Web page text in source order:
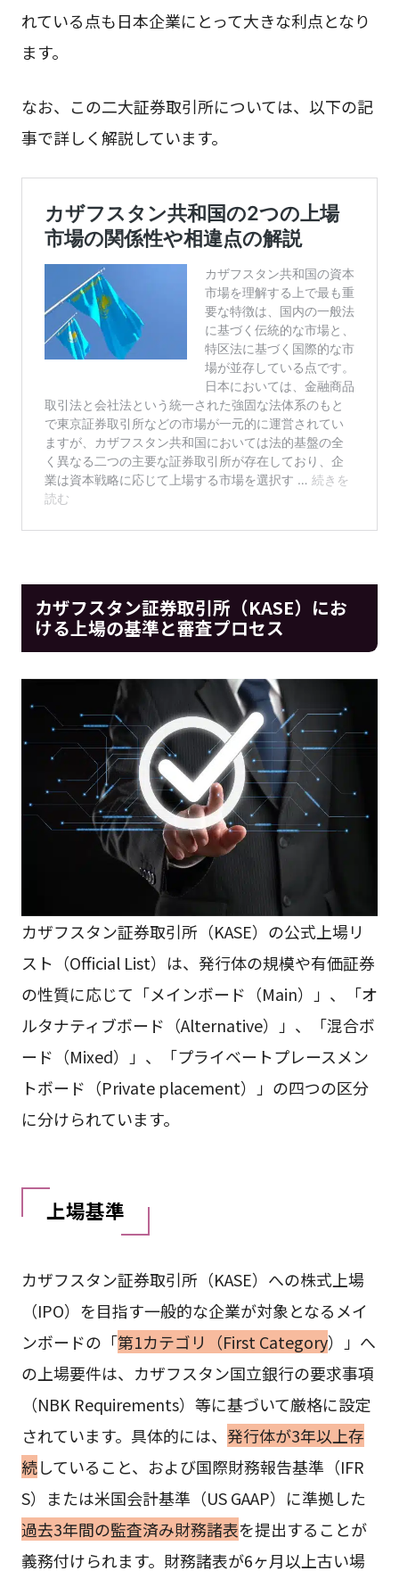
れている点も日本企業にとって大きな利点となり
ます。
なお、この二大証券取引所については、以下の記
事で詳しく解説しています。
カザフスタン証券取引所（KASE）にお
ける上場の基準と審査プロセス
カザフスタン証券取引所（KASE）の公式上場リ
スト（Official List）は、発行体の規模や有価証券
の性質に応じて「メインボード（Main）」、「オ
ルタナティブボード（Alternative）」、「混合ボ
ード（Mixed）」、「プライベートプレースメン
トボード（Private placement）」の四つの区分
に分けられています。
上場基準
カザフスタン証券取引所（KASE）への株式上場
（IPO）を目指す一般的な企業が対象となるメイ
ンボードの「第1カテゴリ（First Category）」へ
の上場要件は、カザフスタン国立銀行の要求事項
（NBK Requirements）等に基づいて厳格に設定
されています。具体的には、 発行体が3年以上存
続していること、および国際財務報告基準（IFR
S）または米国会計基準（US GAAP）に準拠した
過去3年間の監査済み財務諸表を提出することが
義務付けられます。財務諸表が6ヶ月以上古い場